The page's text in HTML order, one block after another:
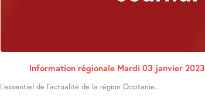
Information régionale Mardi 03 janvier 2023
L’essentiel de l’actualité de la région Occitanie...